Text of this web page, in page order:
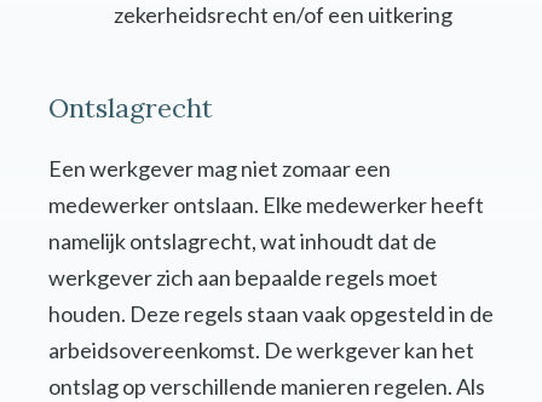
zekerheidsrecht en/of een uitkering
Ontslagrecht
Een werkgever mag niet zomaar een
medewerker ontslaan. Elke medewerker heeft
namelijk ontslagrecht, wat inhoudt dat de
werkgever zich aan bepaalde regels moet
houden. Deze regels staan vaak opgesteld in de
arbeidsovereenkomst. De werkgever kan het
ontslag op verschillende manieren regelen. Als